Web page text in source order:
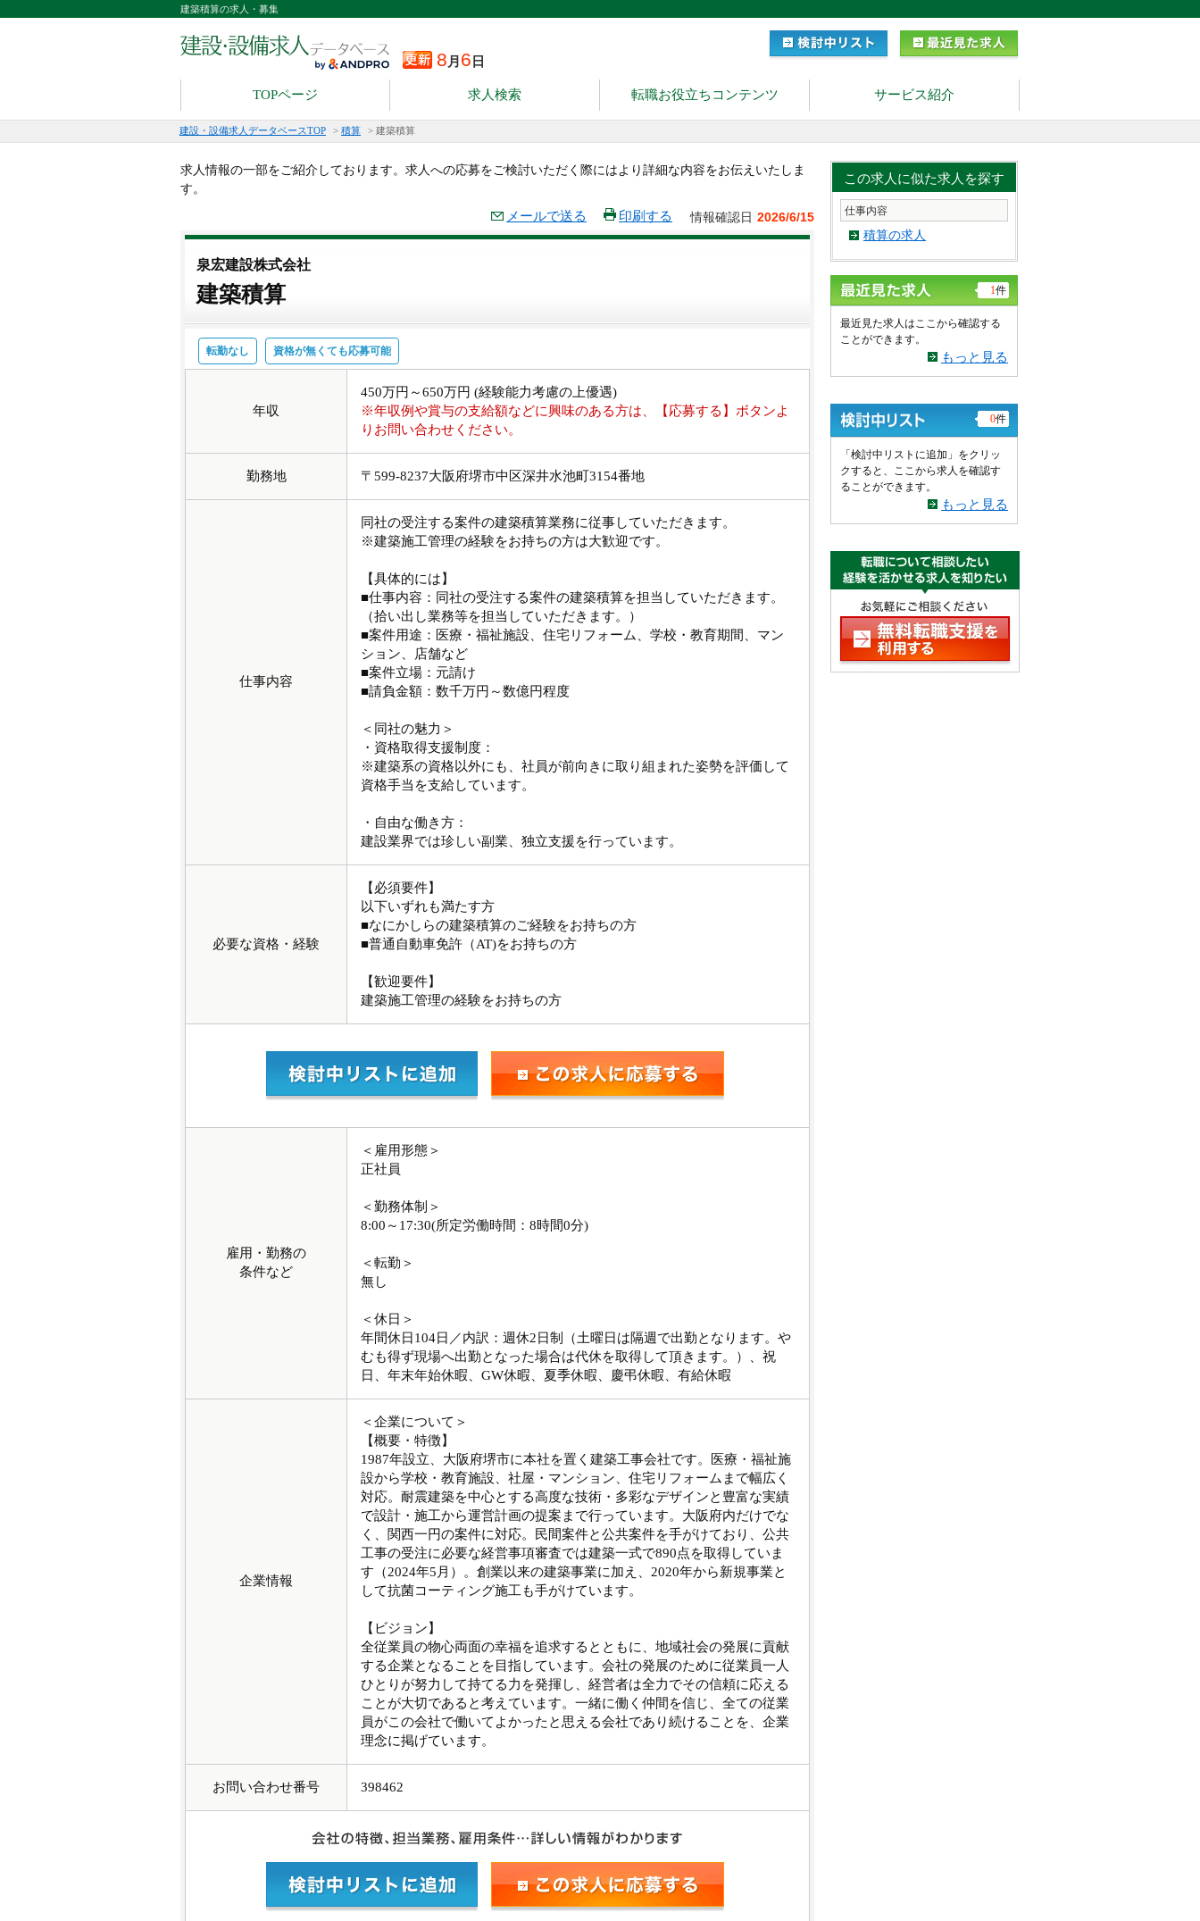
建築積算の求人・募集
8 月 6 日
TOPページ 求人検索 転職お役立ちコンテンツ サービス紹介
建設・設備求人データベースTOP > 積算 > 建築積算
求人情報の一部をご紹介しております。求人への応募をご検討いただく際にはより詳細な内容をお伝えいたしま
す。
情報確認日 2026/6/15
メールで送る 印刷する
泉宏建設株式会社
建築積算
転勤なし 資格が無くても応募可能
年収
450万円～650万円 (経験能力考慮の上優遇)
※年収例や賞与の支給額などに興味のある方は、【応募する】ボタンよ
りお問い合わせください。
勤務地 〒599-8237大阪府堺市中区深井水池町3154番地
仕事内容
同社の受注する案件の建築積算業務に従事していただきます。
※建築施工管理の経験をお持ちの方は大歓迎です。
【具体的には】
■仕事内容：同社の受注する案件の建築積算を担当していただきます。
（拾い出し業務等を担当していただきます。）
■案件用途：医療・福祉施設、住宅リフォーム、学校・教育期間、マン
ション、店舗など
■案件立場：元請け
■請負金額：数千万円～数億円程度
＜同社の魅力＞
・資格取得支援制度：
※建築系の資格以外にも、社員が前向きに取り組まれた姿勢を評価して
資格手当を支給しています。
・自由な働き方：
建設業界では珍しい副業、独立支援を行っています。
必要な資格・経験
【必須要件】
以下いずれも満たす方
■なにかしらの建築積算のご経験をお持ちの方
■普通自動車免許（AT)をお持ちの方
【歓迎要件】
建築施工管理の経験をお持ちの方
雇用・勤務の
条件など
＜雇用形態＞
正社員
＜勤務体制＞
8:00～17:30(所定労働時間：8時間0分)
＜転勤＞
無し
＜休日＞
年間休日104日／内訳：週休2日制（土曜日は隔週で出勤となります。や
むも得ず現場へ出勤となった場合は代休を取得して頂きます。）、祝
日、年末年始休暇、GW休暇、夏季休暇、慶弔休暇、有給休暇
企業情報
＜企業について＞
【概要・特徴】
1987年設立、大阪府堺市に本社を置く建築工事会社です。医療・福祉施
設から学校・教育施設、社屋・マンション、住宅リフォームまで幅広く
対応。耐震建築を中心とする高度な技術・多彩なデザインと豊富な実績
で設計・施工から運営計画の提案まで行っています。大阪府内だけでな
く、関西一円の案件に対応。民間案件と公共案件を手がけており、公共
工事の受注に必要な経営事項審査では建築一式で890点を取得していま
す（2024年5月）。創業以来の建築事業に加え、2020年から新規事業と
して抗菌コーティング施工も手がけています。
【ビジョン】
全従業員の物心両面の幸福を追求するとともに、地域社会の発展に貢献
する企業となることを目指しています。会社の発展のために従業員一人
ひとりが努力して持てる力を発揮し、経営者は全力でその信頼に応える
ことが大切であると考えています。一緒に働く仲間を信じ、全ての従業
員がこの会社で働いてよかったと思える会社であり続けることを、企業
理念に掲げています。
お問い合わせ番号 398462
この求人に似た求人を探す
仕事内容
積算の求人
1件
最近見た求人はここから確認する
ことができます。
もっと見る
0件
「検討中リストに追加」をクリッ
クすると、ここから求人を確認す
ることができます。
もっと見る